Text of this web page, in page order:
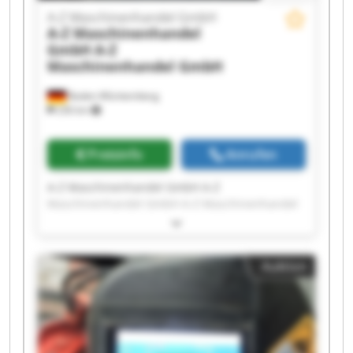
Baden-Württemberg
236 km
A-Z Maschinenhandel GmbH
A-Z Maschinenhandel
GmbHA-Z
Maschinenhandel GmbH
Preisinfo Anrufen
GmbH A-Z Maschinenhandel GmbH A-Z
GmbH A-Z Maschinenhandel GmbH A-Z
Maschinenhandel GmbH A-Z Maschinenhandel
GmbH A-Z Maschinenhandel GmbH A-Z
Maschinenhandel GmbH A-Z Maschinenhandel
GmbH A-Z Maschinenhandel GmbH A-Z
Maschinenhandel GmbH A-Z Maschinenhandel